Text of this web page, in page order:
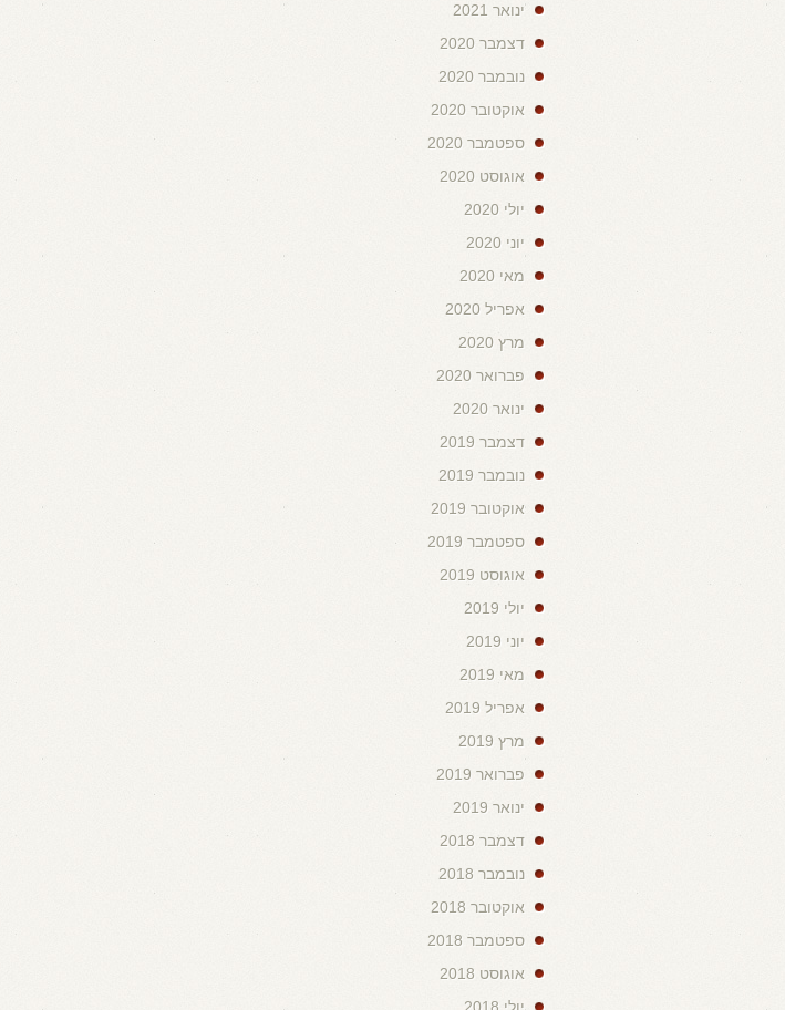
ינואר 2021
דצמבר 2020
נובמבר 2020
אוקטובר 2020
ספטמבר 2020
אוגוסט 2020
יולי 2020
יוני 2020
מאי 2020
אפריל 2020
מרץ 2020
פברואר 2020
ינואר 2020
דצמבר 2019
נובמבר 2019
אוקטובר 2019
ספטמבר 2019
אוגוסט 2019
יולי 2019
יוני 2019
מאי 2019
אפריל 2019
מרץ 2019
פברואר 2019
ינואר 2019
דצמבר 2018
נובמבר 2018
אוקטובר 2018
ספטמבר 2018
אוגוסט 2018